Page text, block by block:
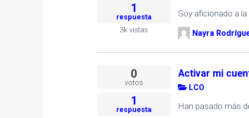
1
respuesta
3kvistas
Soy aficionado a
Nayra
0
votos
1
respuesta
Activar mi
LCO
Han pasado más